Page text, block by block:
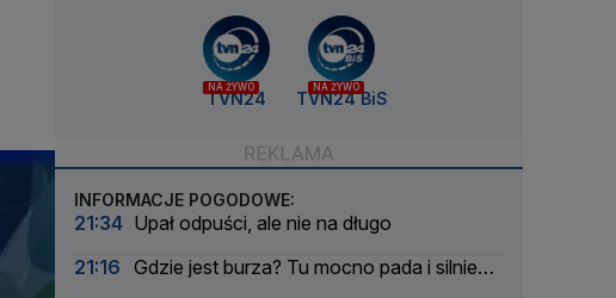
NA ŻYWO
TVN24
NA ŻYWO
TVN24 BiS
INFORMACJE POGODOWE:
21:34 Upał odpuści, ale nie na długo
21:16 Gdzie jest burza? Tu mocno pada i silnie